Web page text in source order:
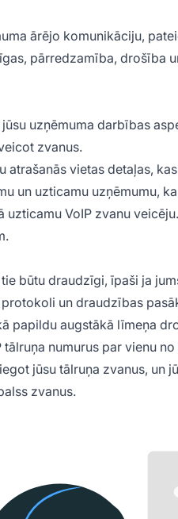
ārējo komunikāciju,
pārredzamība, drošība
uzņēmuma darbības
zvanus.
atrašanās vietas detaļas,
un uzticamu uzņēmumu,
VoIP zvanu
būtu draudzīgi, īpaši ja
un draudzības
papildu augstākā līmeņa
numurus par vienu
jūsu tālruņa zvanus, un
zvanus.